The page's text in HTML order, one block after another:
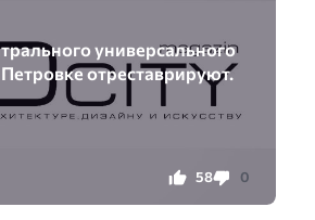
универсального
отреставрируют.
58 0